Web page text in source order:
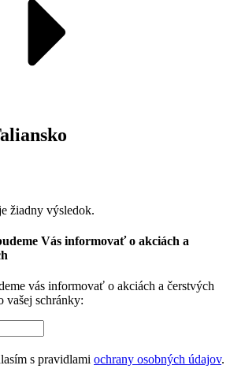
žiadny výsledok.
Vás informovať o akciách a
vás informovať o akciách a čerstvých
vašej schránky:
s pravidlami ochrany osobných údajov.